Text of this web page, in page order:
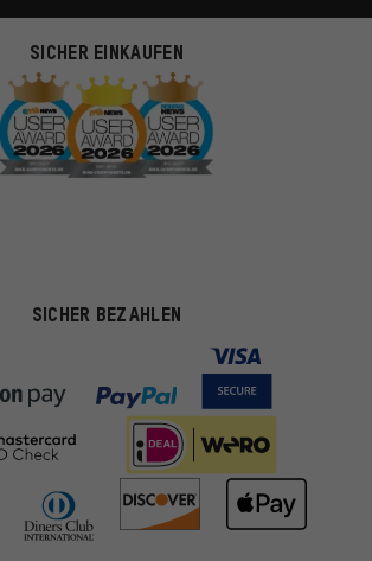
SICHER EINKAUFEN
SICHER BEZAHLEN